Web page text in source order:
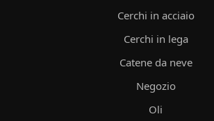
Cerchi in acciaio
Cerchi in lega
Catene da neve
Negozio
Oli